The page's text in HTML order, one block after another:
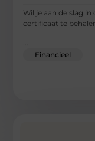
Wil je aan de slag
certificaat te
Financieel